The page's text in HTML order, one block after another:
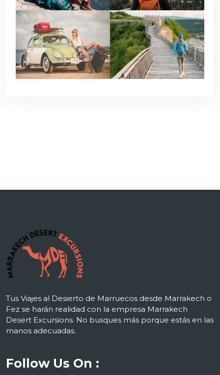
Tus Viajes al Desierto de Marruecos desde Marrakech o
Fez se harán realidad con la empresa Marrakech
Desert Excursions. No busques más porque estás en las
manos adecuadas.
Follow Us On :